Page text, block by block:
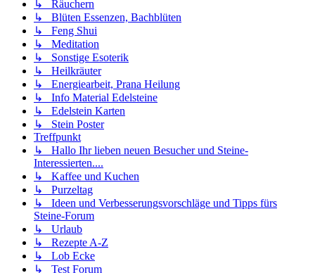
↳ Räuchern
↳ Blüten Essenzen, Bachblüten
↳ Feng Shui
↳ Meditation
↳ Sonstige Esoterik
↳ Heilkräuter
↳ Energiearbeit, Prana Heilung
↳ Info Material Edelsteine
↳ Edelstein Karten
↳ Stein Poster
Treffpunkt
↳ Hallo Ihr lieben neuen Besucher und Steine-
Interessierten....
↳ Kaffee und Kuchen
↳ Purzeltag
↳ Ideen und Verbesserungsvorschläge und Tipps fürs
Steine-Forum
↳ Urlaub
↳ Rezepte A-Z
↳ Lob Ecke
↳ Test Forum